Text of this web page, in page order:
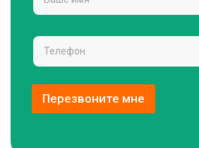
Перезвоните мне